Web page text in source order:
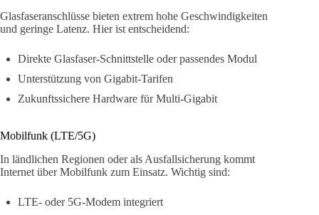
Glasfaseranschlüsse bieten extrem hohe Geschwindigkeiten
und geringe Latenz. Hier ist entscheidend:
Direkte Glasfaser-Schnittstelle oder passendes Modul
Unterstützung von Gigabit-Tarifen
Zukunftssichere Hardware für Multi-Gigabit
Mobilfunk (LTE/5G)
In ländlichen Regionen oder als Ausfallsicherung kommt
Internet über Mobilfunk zum Einsatz. Wichtig sind:
LTE- oder 5G-Modem integriert